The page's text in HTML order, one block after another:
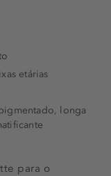
para o
etárias
longa